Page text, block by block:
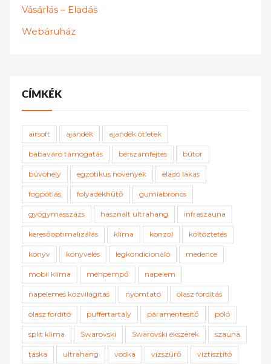
Vásárlás – Eladás
Webáruház
CÍMKÉK
airsoft ajándék ajándék ötletek
babaváró támogatás bérszámfejtés bútor
búvóhely egzotikus növények eladó lakás
fogpótlás folyadékhűtő gumiabroncs
gyógymasszázs használt ultrahang infraszauna
keresőoptimalizálás klíma konzol költöztetés
könyv könyvelés légkondicionáló medence
mobil klíma méhpempő napelem
napelemes közvilágítás nyomtató olasz fordítás
olasz fordító puffertartály páramentesítő póló
split klíma Swarovski Swarovski ékszerek szauna
táska ultrahang vodka vízszűrő víztisztító